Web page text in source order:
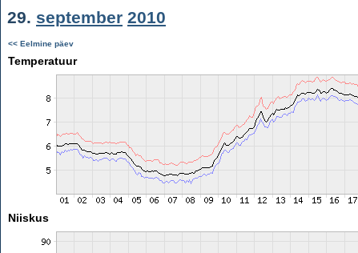
29. september 2010
<< Eelmine päev
Temperatuur
Niiskus